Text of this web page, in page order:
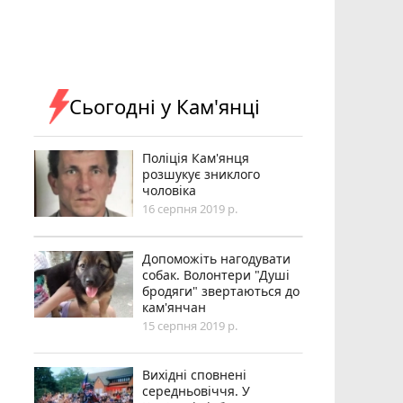
Сьогодні у Кам'янці
Поліція Кам'янця
розшукує зниклого
чоловіка
16 серпня 2019 р.
Допоможіть нагодувати
собак. Волонтери "Душі
бродяги" звертаються до
кам'янчан
15 серпня 2019 р.
Вихідні сповнені
середньовіччя. У